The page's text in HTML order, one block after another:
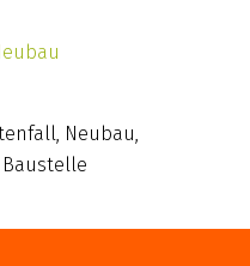
Neubau,
Baustelle